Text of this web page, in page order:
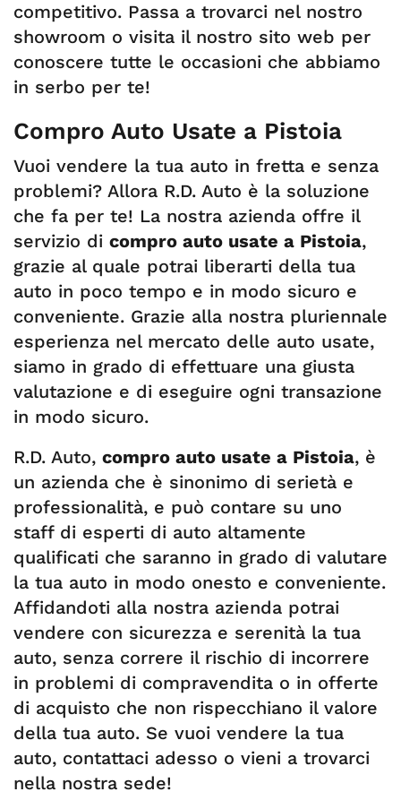
competitivo. Passa a trovarci nel nostro
showroom o visita il nostro sito web per
conoscere tutte le occasioni che abbiamo
in serbo per te!
Compro Auto Usate a Pistoia
Vuoi vendere la tua auto in fretta e senza
problemi? Allora R.D. Auto è la soluzione
che fa per te! La nostra azienda offre il
servizio di compro auto usate a Pistoia,
grazie al quale potrai liberarti della tua
auto in poco tempo e in modo sicuro e
conveniente. Grazie alla nostra pluriennale
esperienza nel mercato delle auto usate,
siamo in grado di effettuare una giusta
valutazione e di eseguire ogni transazione
in modo sicuro.
R.D. Auto, compro auto usate a Pistoia, è
un azienda che è sinonimo di serietà e
professionalità, e può contare su uno
staff di esperti di auto altamente
qualificati che saranno in grado di valutare
la tua auto in modo onesto e conveniente.
Affidandoti alla nostra azienda potrai
vendere con sicurezza e serenità la tua
auto, senza correre il rischio di incorrere
in problemi di compravendita o in offerte
di acquisto che non rispecchiano il valore
della tua auto. Se vuoi vendere la tua
auto, contattaci adesso o vieni a trovarci
nella nostra sede!